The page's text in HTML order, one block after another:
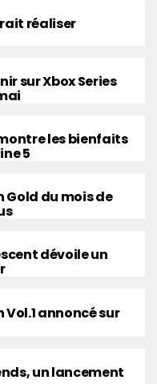
réaliser
sur Xbox Series
les bienfaits
5
Gold du mois de
dévoile un
Vol.1 annoncé sur
un lancement